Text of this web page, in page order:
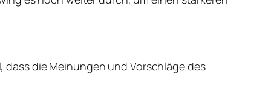
die Meinungen und Vorschläge des